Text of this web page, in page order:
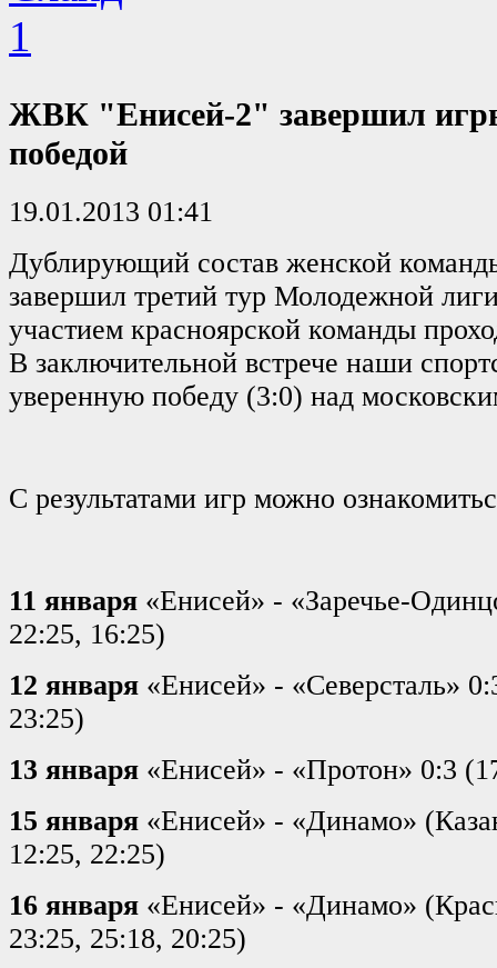
ЖВК "Енисей-2" завершил
победой
19.01.2013 01:41
Дублирующий состав женской
завершил третий тур Молодежной
участием красноярской команды
В заключительной встрече наши
уверенную победу (3:0) над
С результатами игр можно
11 января «Енисей» - «Заречье-
22:25, 16:25)
12 января «Енисей» - «Северсталь»
23:25)
13 января «Енисей» - «Протон» 0:3
15 января «Енисей» - «Динамо»
12:25, 22:25)
16 января «Енисей» - «Динамо»
23:25, 25:18, 20:25)